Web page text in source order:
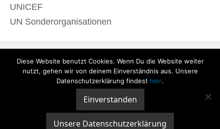
UNICEF
UN Sonderorganisationen
Datenschutzerklärung|Impressum
Diese Website benutzt Cookies. Wenn Du die Website weiter
nutzt, gehen wir von deinem Einverständnis aus. Unsere
Datenschutzerklärung findest hier.
Einverstanden
Unsere Datenschutzerklärung